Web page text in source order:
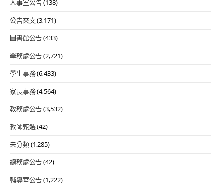
人事室公告(138)
公告來文(3,171)
圖書館公告(433)
學務處公告(2,721)
學生事務(6,433)
家長事務(4,564)
教務處公告(3,532)
教師甄選(42)
未分類(1,285)
總務處公告(42)
輔導室公告(1,222)